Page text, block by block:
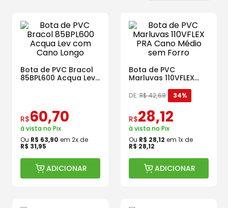
Bota de PVC Bracol
85BPL600 Acqua Lev
com Cano Longo
R$60,70
à vista no Pix
Ou R$ 63,90 em 2x de
R$ 31,95
ADICIONAR
Bota de PVC
Marluvas 110VFLEX
Forro
DE: R$42,69 34%
R$28,12
à vista no Pix
Ou R$ 28,12 em 1x de
R$ 28,12
ADICIONAR